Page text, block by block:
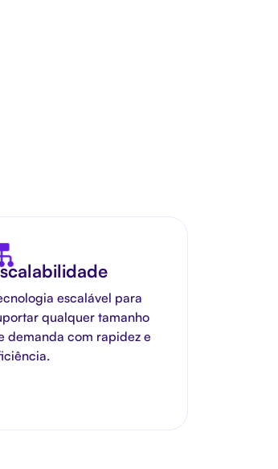
escalável para
qualquer tamanho
demanda com rapidez e